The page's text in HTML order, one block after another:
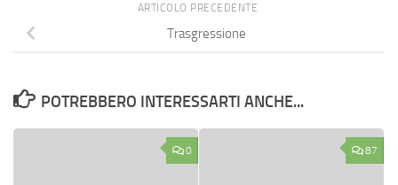
ARTICOLO PRECEDENTE
Trasgressione
POTREBBERO INTERESSARTI ANCHE...
0 87